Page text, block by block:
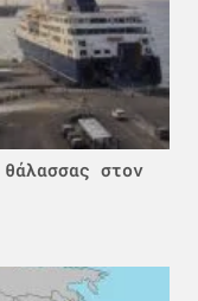
στον